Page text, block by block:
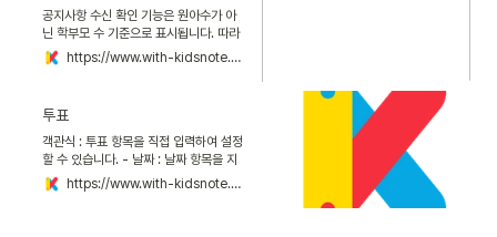
공지사항 수신 확인 기능은 원아수가 아
닌 학부모 수 기준으로 표시됩니다. 따라
서 형제자매가 같은 원에 재원하는 경우
등을 고려하여 등록된 원아수와 수신 확
https://www.with-kidsnote.com/guide/directornotice/app
투표
객관식 : 투표 항목을 직접 입력하여 설정
할 수 있습니다. - 날짜 : 날짜 항목을 지
정하여 만들 수 있습니다. - 만족도 : 원에
서 진행하는 만족도 조사 진행 시 활용 할
https://www.with-kidsnote.com/guide/directorsurvey/app